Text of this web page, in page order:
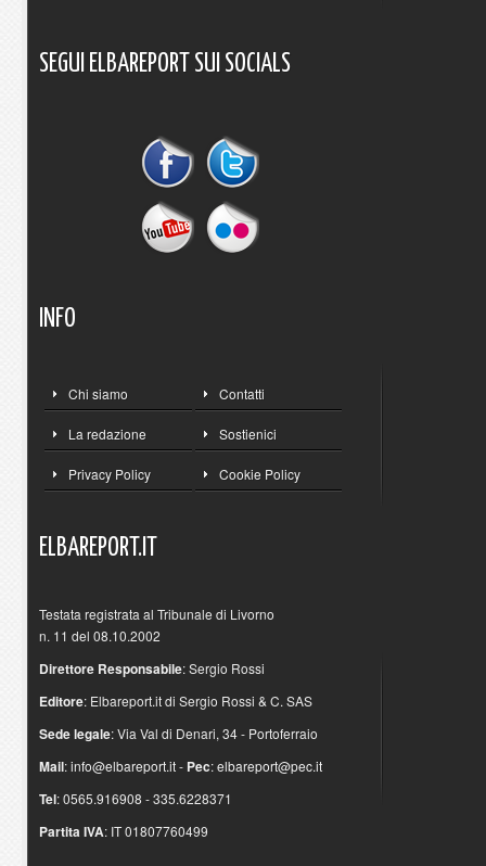
SEGUI ELBAREPORT SUI SOCIALS
INFO
Chi siamo Contatti
La redazione Sostienici
Privacy Policy Cookie Policy
ELBAREPORT.IT
Testata registrata al Tribunale di Livorno
n. 11 del 08.10.2002
Direttore Responsabile: Sergio Rossi
Editore: Elbareport.it di Sergio Rossi & C. SAS
Sede legale: Via Val di Denari, 34 - Portoferraio
Mail:info@elbareport.it- Pec:elbareport@pec.it
Tel: 0565.916908 - 335.6228371
Partita IVA: IT 01807760499